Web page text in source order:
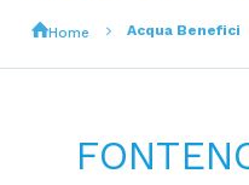
Home Acqua Benefici